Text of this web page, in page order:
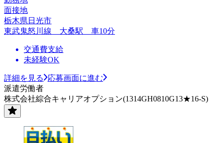
面接地
栃木県日光市
東武鬼怒川線 大桑駅 車10分
交通費支給
未経験OK
詳細を見る
応募画面に進む
派遣労働者
株式会社綜合キャリアオプション(1314GH0810G13★16-S)